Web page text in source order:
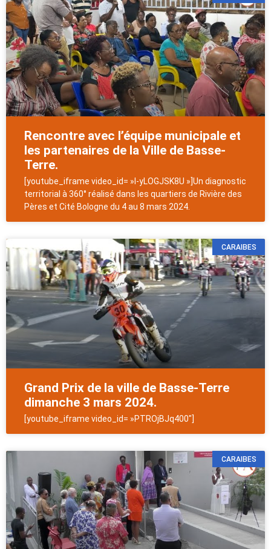
Rencontre avec l’équipe municipale et
les partenaires de la Ville de Basse-
Terre.
[youtube_iframe video_id= »I-yLOGJSK8U »]Un diagnostic
territorial à 360° réalisé dans les quartiers de Rivière des
Pères et Cité Bologne du 4 au 8 mars 2024.
CARAIBES
Grand Prix de la ville de Basse-Terre
dimanche 3 mars 2024.
[youtube_iframe video_id= »PTROjBJq400″]
CARAIBES